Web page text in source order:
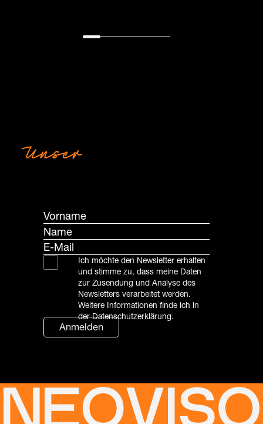
Unser
Newsletter
Ich möchte den Newsletter erhalten
und stimme zu, dass meine Daten
zur Zusendung und Analyse des
Newsletters verarbeitet werden.
Weitere Informationen finde ich in
der Datenschutzerklärung.